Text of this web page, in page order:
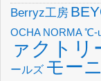
Berryz工房
OCHA NORMA℃-
ァクトリ
ールズ モー